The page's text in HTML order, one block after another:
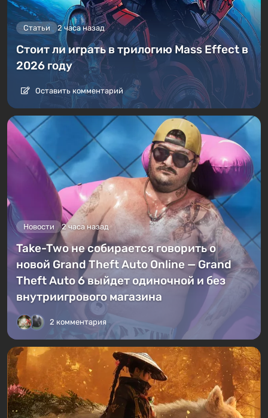
Статьи 2 часа назад
Стоит ли играть в трилогию Mass Effect в
2026 году
Оставить комментарий
Новости 2 часа назад
Take-Two не собирается говорить о
новой Grand Theft Auto Online — Grand
Theft Auto 6 выйдет одиночной и без
внутриигрового магазина
2 комментария